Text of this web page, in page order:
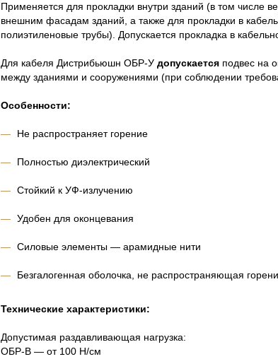
Применяется для прокладки внутри зданий (в том числе
внешним фасадам зданий, а также для прокладки в
полиэтиленовые трубы). Допускается прокладка в
Для кабеля Дистрибьюшн ОБР-У допускается подвес на
между зданиями и сооружениями (при соблюдении
Особенности:
Не распространяет горение
Полностью диэлектрический
Стойкий к УФ-излучению
Удобен для оконцевания
Силовые элементы — арамидные нити
Безгалогенная оболочка, не распространяющая
Технические характеристики:
Допустимая раздавливающая нагрузка:
ОБР-В — от 100 Н/см